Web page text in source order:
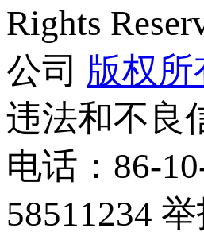
Rights
公司 版权所
违法和不良
电话：86-
58511234